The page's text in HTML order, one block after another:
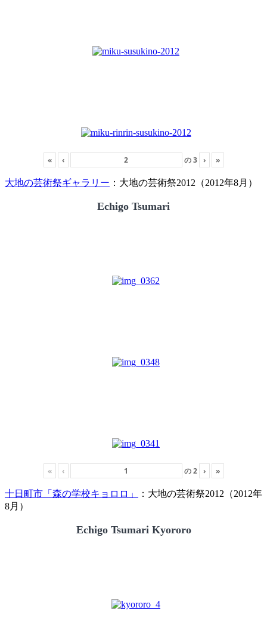
« ‹ の3 › »
大地の芸術祭ギャラリー ：大地の芸術祭2012（2012年8月）
Echigo Tsumari
« ‹ の2 › »
十日町市「森の学校キョロロ」
：大地の芸術祭2012（2012年
8月）
Echigo Tsumari Kyororo